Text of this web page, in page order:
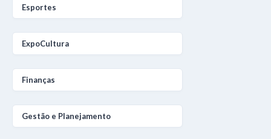
Esportes
ExpoCultura
Finanças
Gestão e Planejamento